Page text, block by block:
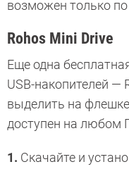
возможен только
Rohos Mini Drive
Еще одна
USB-накопителей —
выделить на
доступен на любом
1. Скачайте и